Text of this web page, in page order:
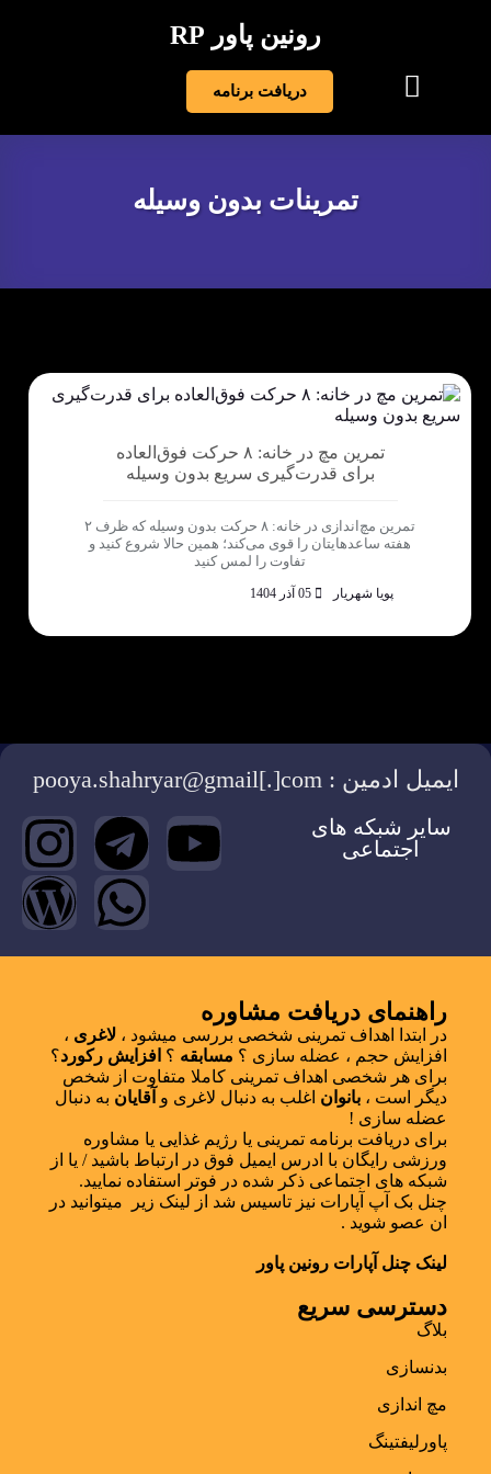
رونین پاور RP
دریافت برنامه
تمرینات بدون وسیله
تمرین مچ در خانه: ۸ حرکت فوق‌العاده
برای قدرت‌گیری سریع بدون وسیله
تمرین مچ‌اندازی در خانه: ۸ حرکت بدون وسیله که ظرف ۲
هفته ساعدهایتان را قوی می‌کند؛ همین حالا شروع کنید و
تفاوت را لمس کنید
پویا شهریار
ایمیل ادمین : pooya.shahryar@gmail[.]com
سایر شبکه های
اجتماعی
راهنمای دریافت مشاوره
در ابتدا اهداف تمرینی شخصی بررسی میشود ، لاغری ،
افزایش حجم ، عضله سازی ؟ مسابقه ؟ افزایش رکورد؟
برای هر شخصی اهداف تمرینی کاملا متفاوت از شخص
دیگر است ، بانوان اغلب به دنبال لاغری و آقایان به دنبال
عضله سازی !
برای دریافت برنامه تمرینی یا رژیم غذایی یا مشاوره
ورزشی رایگان با ادرس ایمیل فوق در ارتباط باشید / یا از
شبکه های اجتماعی ذکر شده در فوتر استفاده نمایید.
چنل بک آپ آپارات نیز تاسیس شد از لینک زیر میتوانید در
ان عصو شوید .
لینک چنل آپارات رونین پاور
دسترسی سریع
بلاگ
بدنسازی
مچ اندازی
پاورلیفتینگ